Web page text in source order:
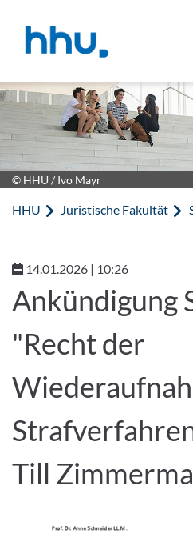
© HHU / Ivo Mayr
HHU Juristische Fakultät
14.01.2026 | 10:26
Ankündigung
"Recht der
Till